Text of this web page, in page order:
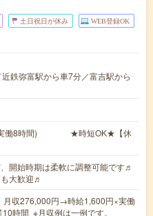
土日祝日が休み WEB登録OK
鉄弥富駅から車7分／富吉駅から
実働8時間) ★時短OK★【休
開始時期は柔軟に調整可能です♬
大歓迎♬
収276,000円→時給1,600円×実働
時間 ※月収例は一例です。